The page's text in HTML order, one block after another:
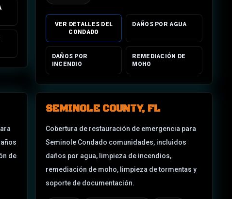
VER DETALLES DEL
CONDADO
DAÑOS POR AGUA
DAÑOS POR
INCENDIO
REMEDIACIÓN DE
MOHO
de
SEMINOLE COUNTY, FL
Cobertura de restauración de emergencia para
Seminole Condado comunidades, incluidos
daños por agua, limpieza de incendios,
remediación de moho, limpieza de tormentas y
soporte de documentación.